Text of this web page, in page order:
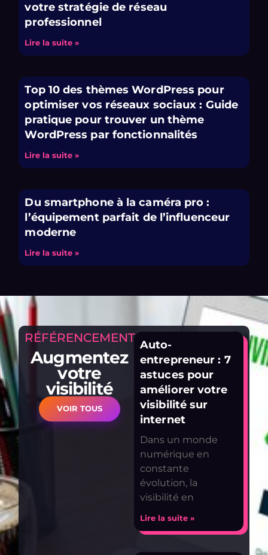
votre stratégie de réseau
professionnel
Lire la suite »
Top 10 des thèmes WordPress pour
optimiser vos réseaux sociaux : Guide
pratique pour trouver un thème
WordPress par fonctionnalités
Lire la suite »
Du smartphone à la caméra pro :
l’équipement parfait de l’influenceur
moderne
Lire la suite »
RÉFÉRENCEMENT
Augmentez
votre
visibilité
VOIR TOUS
Auto-
entrepreneur : 7
astuces pour
améliorer votre
visibilité sur
internet
Dans un monde
numérique en
constante
évolution, la
visibilité en
Lire la suite »